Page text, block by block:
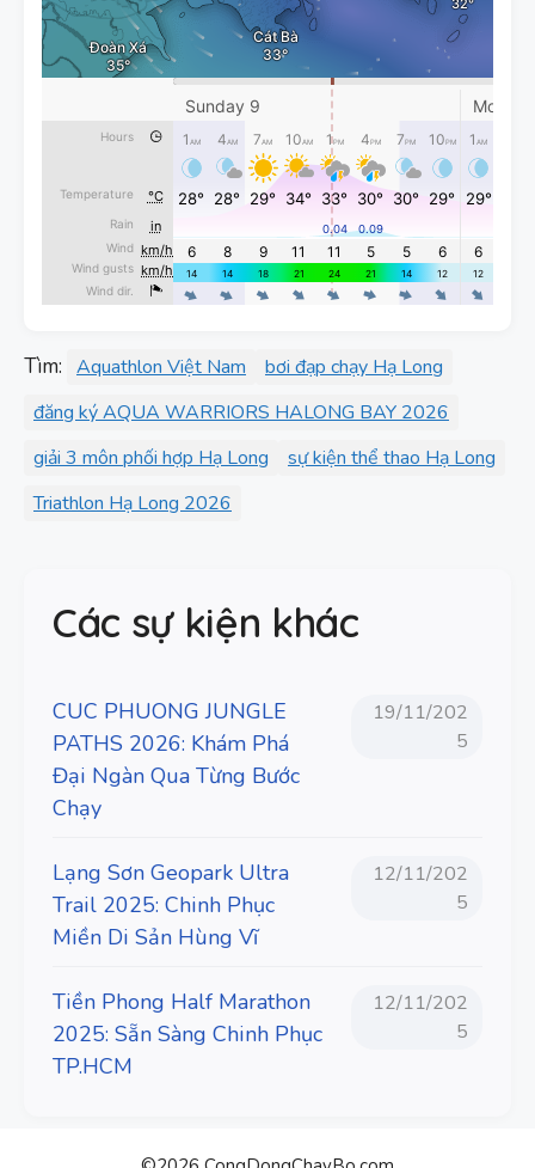
Tìm: Aquathlon Việt Nam
bơi đạp chạy Hạ Long
đăng ký AQUA WARRIORS HALONG BAY 2026
giải 3 môn phối hợp Hạ Long
sự kiện thể thao Hạ Long
Triathlon Hạ Long 2026
Các sự kiện khác
CUC PHUONG JUNGLE
PATHS 2026: Khám Phá
Đại Ngàn Qua Từng Bước
Chạy
19/11/202
5
Lạng Sơn Geopark Ultra
Trail 2025: Chinh Phục
Miền Di Sản Hùng Vĩ
12/11/202
5
Tiền Phong Half Marathon
2025: Sẵn Sàng Chinh Phục
TP.HCM
12/11/202
5